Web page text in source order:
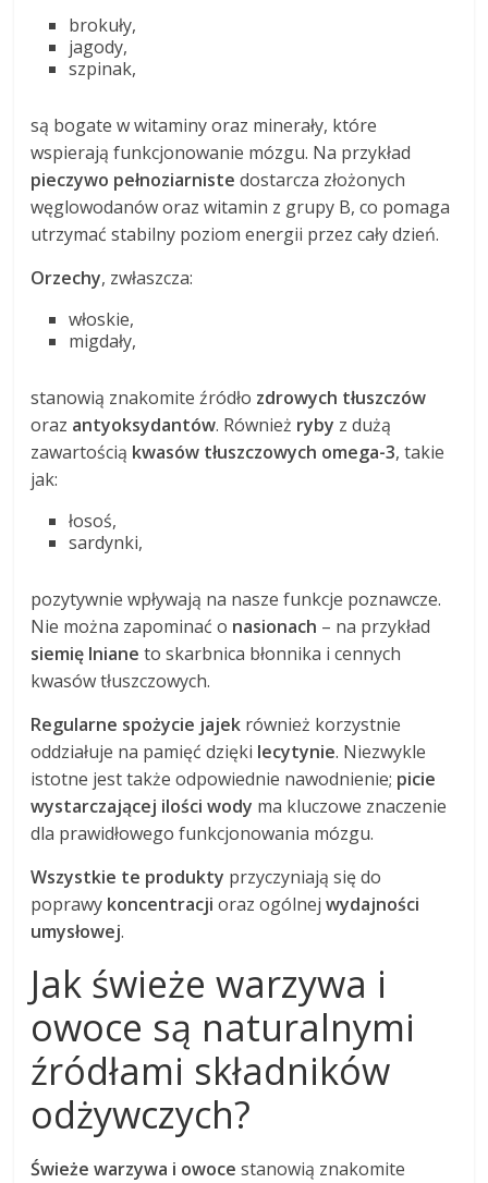
brokuły,
jagody,
szpinak,
są bogate w witaminy oraz minerały, które
wspierają funkcjonowanie mózgu. Na przykład
pieczywo pełnoziarniste dostarcza złożonych
węglowodanów oraz witamin z grupy B, co pomaga
utrzymać stabilny poziom energii przez cały dzień.
Orzechy, zwłaszcza:
włoskie,
migdały,
stanowią znakomite źródło zdrowych tłuszczów
oraz antyoksydantów. Również ryby z dużą
zawartością kwasów tłuszczowych omega-3, takie
jak:
łosoś,
sardynki,
pozytywnie wpływają na nasze funkcje poznawcze.
Nie można zapominać o nasionach – na przykład
siemię lniane to skarbnica błonnika i cennych
kwasów tłuszczowych.
Regularne spożycie jajek również korzystnie
oddziałuje na pamięć dzięki lecytynie. Niezwykle
istotne jest także odpowiednie nawodnienie; picie
wystarczającej ilości wody ma kluczowe znaczenie
dla prawidłowego funkcjonowania mózgu.
Wszystkie te produkty przyczyniają się do
poprawy koncentracji oraz ogólnejwydajności
umysłowej.
Jak świeże warzywa i
owoce są naturalnymi
źródłami składników
odżywczych?
Świeże warzywa i owoce stanowią znakomite